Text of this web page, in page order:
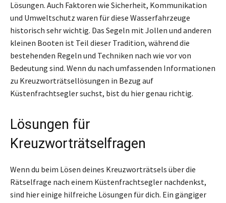
Lösungen. Auch Faktoren wie Sicherheit, Kommunikation
und Umweltschutz waren für diese Wasserfahrzeuge
historisch sehr wichtig. Das Segeln mit Jollen und anderen
kleinen Booten ist Teil dieser Tradition, während die
bestehenden Regeln und Techniken nach wie vor von
Bedeutung sind. Wenn du nach umfassenden Informationen
zu Kreuzworträtsellösungen in Bezug auf
Küstenfrachtsegler suchst, bist du hier genau richtig.
Lösungen für
Kreuzworträtselfragen
Wenn du beim Lösen deines Kreuzworträtsels über die
Rätselfrage nach einem Küstenfrachtsegler nachdenkst,
sind hier einige hilfreiche Lösungen für dich. Ein gängiger